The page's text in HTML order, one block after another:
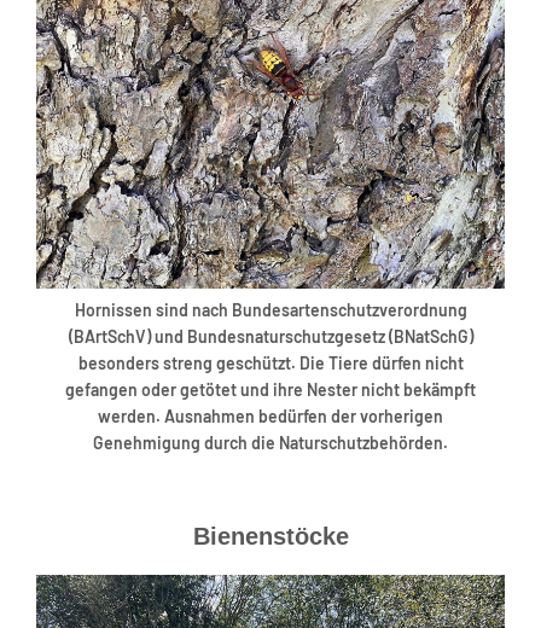
Hornissen sind nach Bundesartenschutzverordnung
(BArtSchV) und Bundesnaturschutzgesetz (BNatSchG)
besonders streng geschützt. Die Tiere dürfen nicht
gefangen oder getötet und ihre Nester nicht bekämpft
werden. Ausnahmen bedürfen der vorherigen
Genehmigung durch die Naturschutzbehörden.
Bienenstöcke